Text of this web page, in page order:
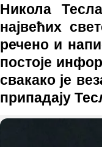
Никола
највећих
речено и
постоје
свакако је
припадају